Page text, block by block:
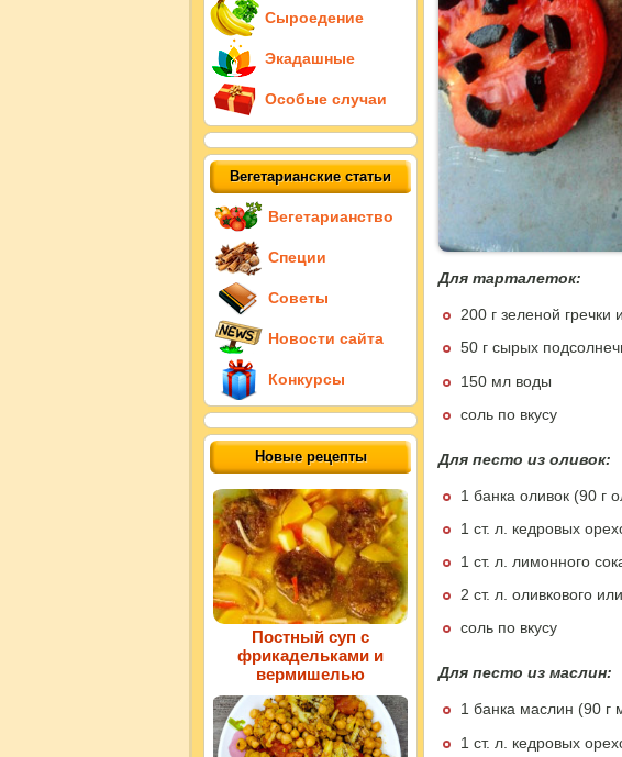
Для тарталеток:
200 г зеленой гречки
50 г сырых
150 мл воды
соль по вкусу
Для песто из оливок:
1 банка оливок (90 г
1 ст. л. кедровых
1 ст. л. лимонного
2 ст. л. оливкового
соль по вкусу
Для песто из маслин:
1 банка маслин (90 г
1 ст. л. кедровых
Сыроедение
Экадашные
Особые случаи
Вегетарианские статьи
Вегетарианство
Специи
Советы
Новости сайта
Конкурсы
Новые рецепты
Постный суп с
фрикадельками и
вермишелью